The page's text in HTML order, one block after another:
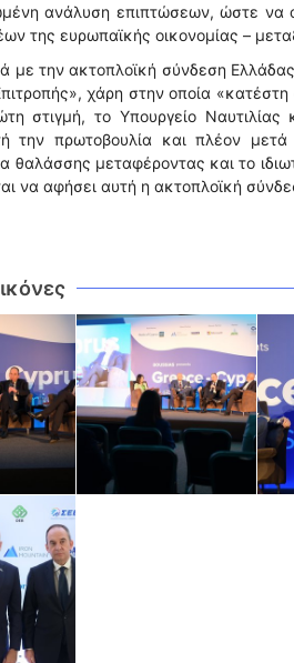
ανάλυση επιπτώσεων, ώστε να
της ευρωπαϊκής οικονομίας –
με την ακτοπλοϊκή σύνδεση
χάρη στην οποία
στιγμή, το Υπουργείο Ναυτιλίας
την πρωτοβουλία και πλέον
θαλάσσης μεταφέροντας και το
να αφήσει αυτή η ακτοπλοϊκή